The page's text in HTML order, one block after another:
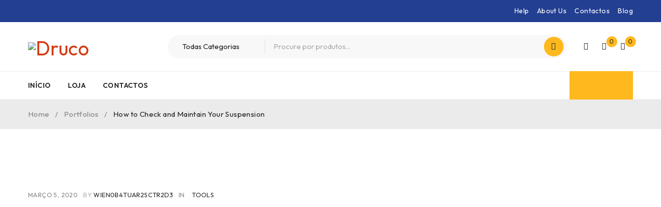
Help About Us Contactos Blog
0 0
INÍCIO LOJA CONTACTOS
Home / Portfolios / How to Check and Maintain Your Suspension
MARÇO 5, 2020 BY WIEN0B4TUAR2SCTR2D3 IN TOOLS